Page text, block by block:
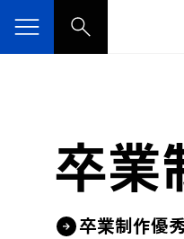
卒業
卒業制作優